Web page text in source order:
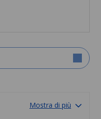
Mostra di più